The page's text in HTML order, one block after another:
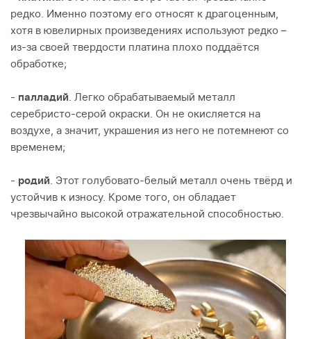
редко. Именно поэтому его относят к драгоценным,
хотя в ювелирных произведениях используют редко –
из-за своей твердости платина плохо поддаётся
обработке;
- палладий. Легко обрабатываемый металл
серебристо-серой окраски. Он не окисляется на
воздухе, а значит, украшения из него не потемнеют со
временем;
- родий. Этот голубовато-белый металл очень твёрд и
устойчив к износу. Кроме того, он обладает
чрезвычайно высокой отражательной способностью.